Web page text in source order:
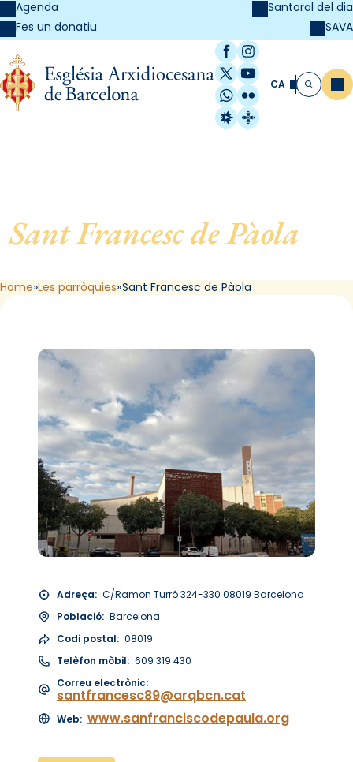
Agenda
Fes un donatiu
Santoral del dia
SAVA
Facebook
Instagram
X / Twitter
YouTube
WhatsApp
Flickr
Radio Estel
Catalunya
CA Cerca
Sant Francesc de Pàola
Home Les parròquies Sant Francesc de Pàola
Adreça: C/Ramon Turró 324-330 08019 Barcelona
Població: Barcelona
Codi postal: 08019
Telèfon mòbil: 609 319 430
Correu electrònic:
santfrancesc89@arqbcn.cat
Web: www.sanfranciscodepaula.org